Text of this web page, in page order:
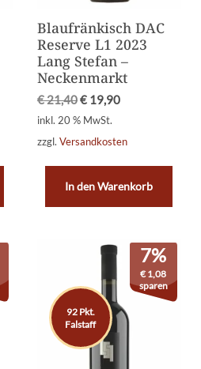
Blaufränkisch DAC
Reserve L1 2023
Lang Stefan –
Neckenmarkt
€21,40€19,90
inkl. 20 % MwSt.
zzgl. Versandkosten
In den Warenkorb
92 Pkt.
Falstaff
7%
€1,08
sparen